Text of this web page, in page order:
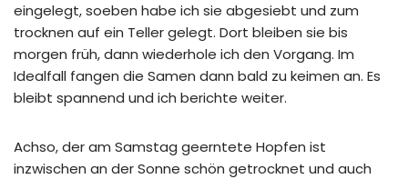
eingelegt, soeben habe ich sie abgesiebt und zum
trocknen auf ein Teller gelegt. Dort bleiben sie bis
morgen früh, dann wiederhole ich den Vorgang. Im
Idealfall fangen die Samen dann bald zu keimen an. Es
bleibt spannend und ich berichte weiter.
Achso, der am Samstag geerntete Hopfen ist
inzwischen an der Sonne schön getrocknet und auch